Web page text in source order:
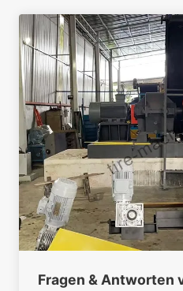
Fragen & Antworten